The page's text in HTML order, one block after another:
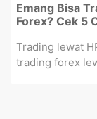
Emang Bisa
Forex? Cek 5
Trading lewat
trading forex